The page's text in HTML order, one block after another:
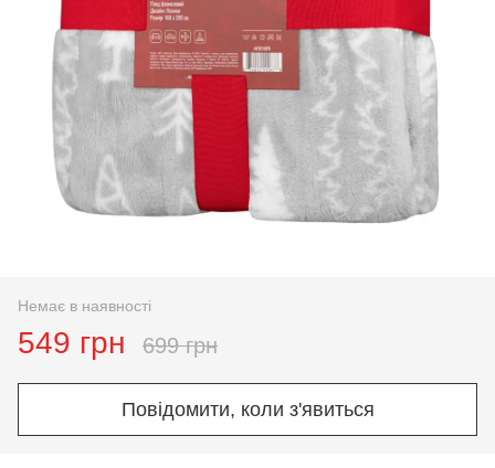
Немає в наявності
549 грн 699 грн
Повідомити, коли з'явиться